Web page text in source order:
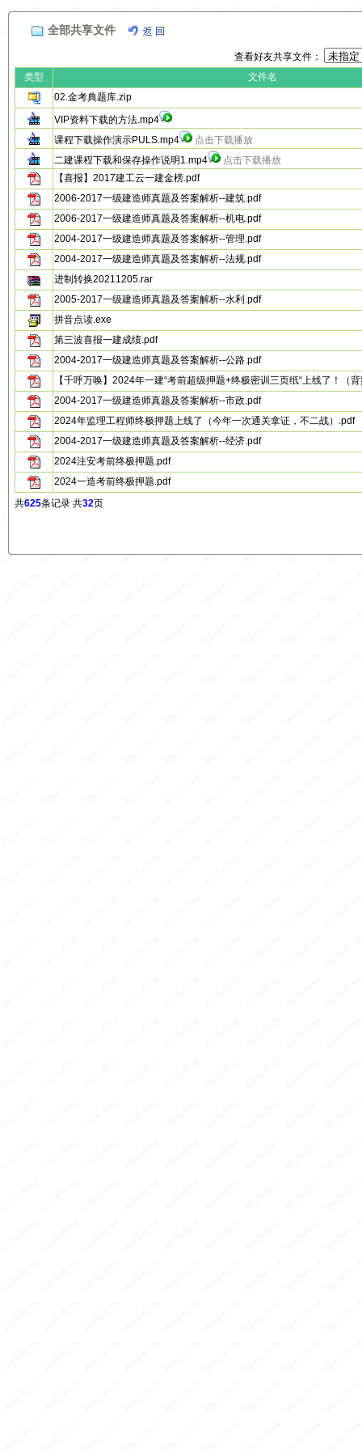
全部共享文件
查看好友共享文件：
类型
文件名
02.金考典题库.zip
VIP资料下载的方法.mp4
课程下载操作演示PULS.mp4
点击下载播放
二建课程下载和保存操作说明1.mp4
点击下载播放
【喜报】2017建工云一建金榜.pdf
2006-2017一级建造师真题及答案解析--建筑.pdf
2006-2017一级建造师真题及答案解析--机电.pdf
2004-2017一级建造师真题及答案解析--管理.pdf
2004-2017一级建造师真题及答案解析--法规.pdf
进制转换20211205.rar
2005-2017一级建造师真题及答案解析--水利.pdf
拼音点读.exe
第三波喜报一建成绩.pdf
2004-2017一级建造师真题及答案解析--公路.pdf
【千呼万唤】2024年一建“考前超级押题+终极密训三页纸“上线了！（
2004-2017一级建造师真题及答案解析--市政.pdf
2024年监理工程师终极押题上线了（今年一次通关拿证，不二战）.pdf
2004-2017一级建造师真题及答案解析--经济.pdf
2024注安考前终极押题.pdf
2024一造考前终极押题.pdf
共625条记录 共32页